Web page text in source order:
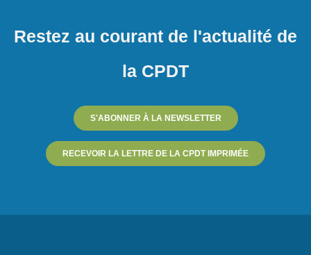
Restez au courant de l'actualité de
la CPDT
S'ABONNER À LA NEWSLETTER
RECEVOIR LA LETTRE DE LA CPDT IMPRIMÉE